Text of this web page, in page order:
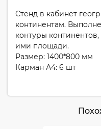
Стенд в кабинет
континентам.
контуры
ими площади.
Размер: 1400*800 мм
Карман А4: 6 шт